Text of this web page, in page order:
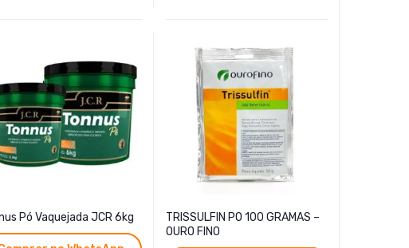
Pó Vaquejada JCR 6kg
TRISSULFIN PO 100 GRAMAS –
OURO FINO